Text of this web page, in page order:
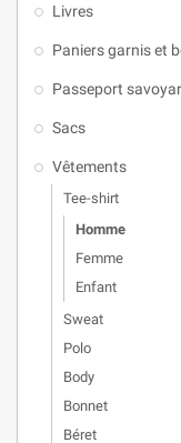
Livres
Paniers garnis et
Passeport
Sacs
Vêtements
Tee-shirt
Homme
Femme
Enfant
Sweat
Polo
Body
Bonnet
Béret